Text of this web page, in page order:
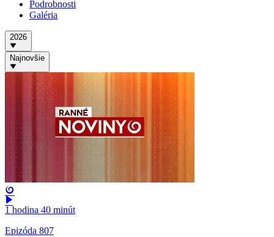
Podrobnosti
Galéria
2026
Najnovšie
1 hodina 40 minút
Epizóda 807